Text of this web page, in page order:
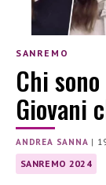
SANREMO
Chi
Giovani
ANDREA SANNA |
SANREMO 2024